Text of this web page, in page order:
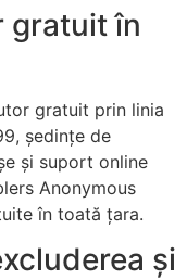
gratuit în
gratuit prin linia
ședințe de
și suport online
Anonymous
în toată țara.
și